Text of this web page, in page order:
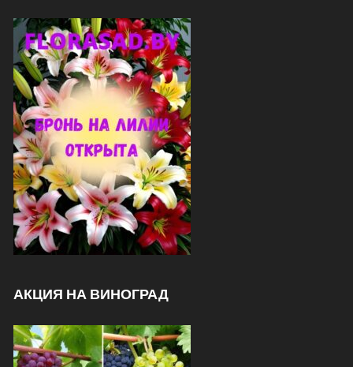
АКЦИЯ НА ВИНОГРАД